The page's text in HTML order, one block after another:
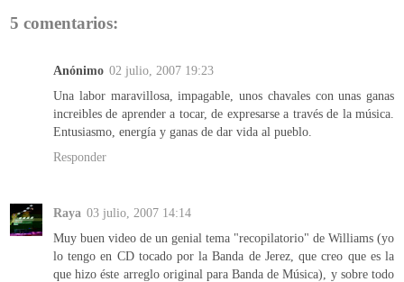
5 comentarios:
Anónimo 02 julio, 2007 19:23
Una labor maravillosa, impagable, unos chavales con unas ganas
increibles de aprender a tocar, de expresarse a través de la música.
Entusiasmo, energía y ganas de dar vida al pueblo.
Responder
Raya 03 julio, 2007 14:14
Muy buen video de un genial tema "recopilatorio" de Williams (yo
lo tengo en CD tocado por la Banda de Jerez, que creo que es la
que hizo éste arreglo original para Banda de Música), y sobre todo